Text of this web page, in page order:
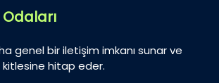
genel bir iletişim imkanı sunar ve
kitlesine hitap eder.